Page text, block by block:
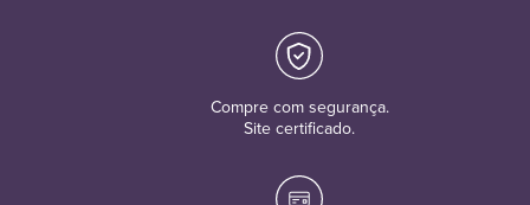
Compre com segurança.
Site certificado.